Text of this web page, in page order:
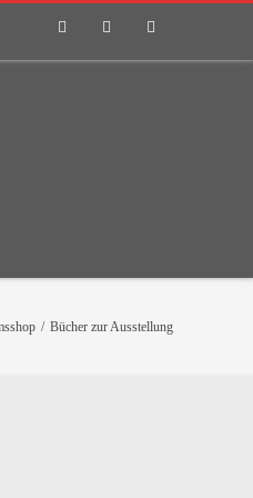
/ Bücher zur Ausstellung